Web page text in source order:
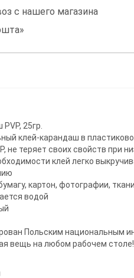
с нашего магазина
25гр.
клей-карандаш в
не теряет своих свойств при
клей легко
картон, фотографии, ткани
водой
Польским национальным
вещь на любом рабочем столе!